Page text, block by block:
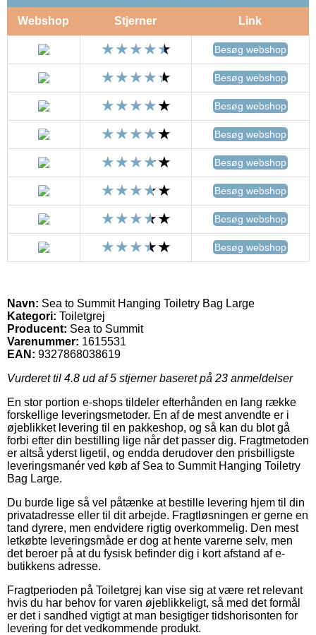
Webshop Stjerner Link
Besøg webshop
Besøg webshop
Besøg webshop
Besøg webshop
Besøg webshop
Besøg webshop
Besøg webshop
Besøg webshop
Navn: Sea to Summit Hanging Toiletry Bag Large
Kategori: Toiletgrej
Producent: Sea to Summit
Varenummer: 1615531
EAN: 9327868038619
Vurderet til 4.8 ud af 5 stjerner baseret på 23 anmeldelser
En stor portion e-shops tildeler efterhånden en lang række
forskellige leveringsmetoder. En af de mest anvendte er i
øjeblikket levering til en pakkeshop, og så kan du blot gå
forbi efter din bestilling lige når det passer dig. Fragtmetoden
er altså yderst ligetil, og endda derudover den prisbilligste
leveringsmanér ved køb af Sea to Summit Hanging Toiletry
Bag Large.
Du burde lige så vel påtænke at bestille levering hjem til din
privatadresse eller til dit arbejde. Fragtløsningen er gerne en
tand dyrere, men endvidere rigtig overkommelig. Den mest
letkøbte leveringsmåde er dog at hente varerne selv, men
det beroer på at du fysisk befinder dig i kort afstand af e-
butikkens adresse.
Fragtperioden på Toiletgrej kan vise sig at være ret relevant
hvis du har behov for varen øjeblikkeligt, så med det formål
er det i sandhed vigtigt at man besigtiger tidshorisonten for
levering for det vedkommende produkt.